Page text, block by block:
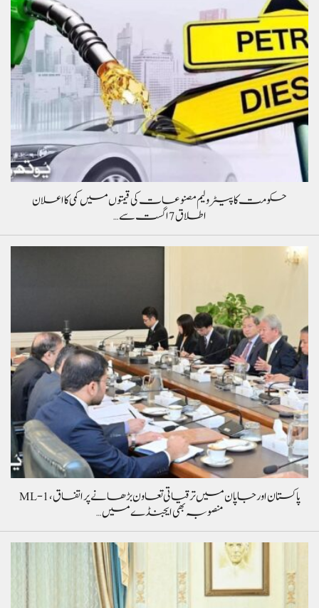
حکومت کا پیٹرولیم مصنوعات کی قیمتوں میں کمی کا اعلان
اطلاق 7 اگست سے…
پاکستان اور جاپان میں ترقیاتی تعاون بڑھانے پر اتفاق، ML-1
منصوبہ بھی ایجنڈے میں…